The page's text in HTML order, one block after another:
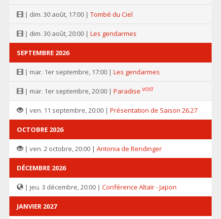
| dim. 30 août, 17:00 | Tombé du Ciel
| dim. 30 août, 20:00 | Les gendarmes
SEPTEMBRE 2026
| mar. 1er septembre, 17:00 | Les gendarmes
| mar. 1er septembre, 20:00 | Paradise VOST
| ven. 11 septembre, 20:00 | Présentation de Saison 26.27
OCTOBRE 2026
| ven. 2 octobre, 20:00 | Antonia de Rendinger
DÉCEMBRE 2026
| jeu. 3 décembre, 20:00 | Conférence Altaïr - Japon
JANVIER 2027